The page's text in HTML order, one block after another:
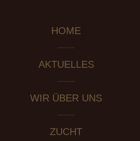
HOME
AKTUELLES
WIR ÜBER UNS
ZUCHT